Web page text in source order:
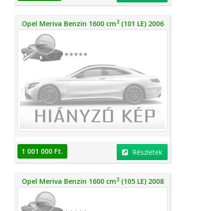
Opel Meriva Benzin 1600 cm3(101 LE) 2006
1 001 000 Ft. Részletek
Opel Meriva Benzin 1600 cm3(105 LE) 2008